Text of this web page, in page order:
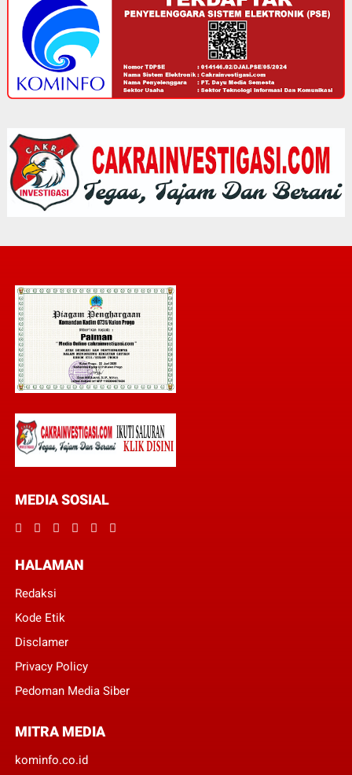
MEDIA SOSIAL
HALAMAN
Redaksi
Kode Etik
Disclamer
Privacy Policy
Pedoman Media Siber
MITRA MEDIA
kominfo.co.id